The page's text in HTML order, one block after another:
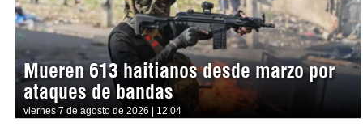
Mueren 613 haitianos desde marzo por
ataques de bandas
viernes 7 de agosto de 2026 | 12:04